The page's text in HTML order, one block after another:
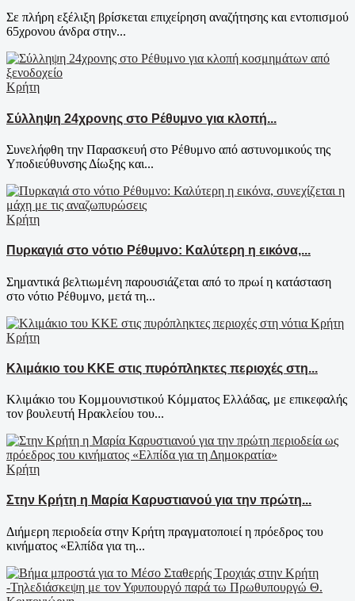
Σε πλήρη εξέλιξη βρίσκεται επιχείρηση αναζήτησης και εντοπισμού
65χρονου άνδρα στην...
Κρήτη
Σύλληψη 24χρονης στο Ρέθυμνο για κλοπή...
Συνελήφθη την Παρασκευή στο Ρέθυμνο από αστυνομικούς της
Υποδιεύθυνσης Δίωξης και...
Κρήτη
Πυρκαγιά στο νότιο Ρέθυμνο: Καλύτερη η εικόνα,...
Σημαντικά βελτιωμένη παρουσιάζεται από το πρωί η κατάσταση
στο νότιο Ρέθυμνο, μετά τη...
Κρήτη
Κλιμάκιο του ΚΚΕ στις πυρόπληκτες περιοχές στη...
Κλιμάκιο του Κομμουνιστικού Κόμματος Ελλάδας, με επικεφαλής
τον βουλευτή Ηρακλείου του...
Κρήτη
Στην Κρήτη η Μαρία Καρυστιανού για την πρώτη...
Διήμερη περιοδεία στην Κρήτη πραγματοποιεί η πρόεδρος του
κινήματος «Ελπίδα για τη...